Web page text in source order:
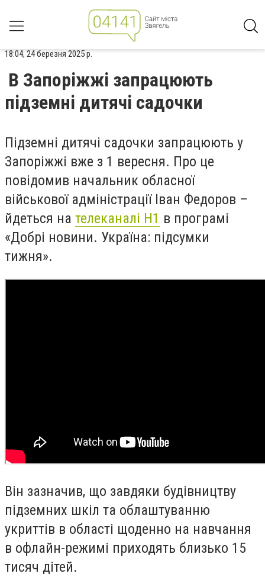
18:04, 24 березня 2025 р.
В Запоріжжі запрацюють
підземні дитячі садочки
Підземні дитячі садочки запрацюють у
Запоріжжі вже з 1 вересня. Про це
повідомив начальник обласної
військової адміністрації Іван Федоров –
йдеться на телеканалі Н1 в програмі
«Добрі новини. Україна: підсумки
тижня».
Він зазначив, що завдяки будівництву
підземних шкіл та облаштуванню
укриттів в області щоденно на навчання
в офлайн-режимі приходять близько 15
тисяч дітей.